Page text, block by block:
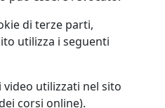
di terze parti,
utilizza i seguenti
utilizzati nel sito
corsi online).